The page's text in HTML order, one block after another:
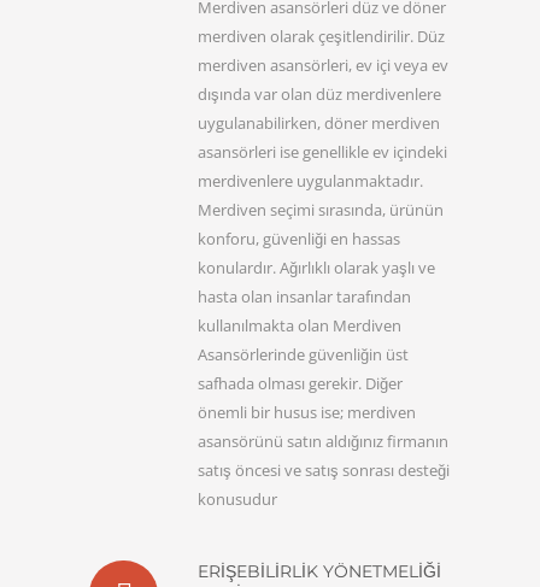
Merdiven asansörleri düz ve döner
merdiven olarak çeşitlendirilir. Düz
merdiven asansörleri, ev içi veya ev
dışında var olan düz merdivenlere
uygulanabilirken, döner merdiven
asansörleri ise genellikle ev içindeki
merdivenlere uygulanmaktadır.
Merdiven seçimi sırasında, ürünün
konforu, güvenliği en hassas
konulardır. Ağırlıklı olarak yaşlı ve
hasta olan insanlar tarafından
kullanılmakta olan Merdiven
Asansörlerinde güvenliğin üst
safhada olması gerekir. Diğer
önemli bir husus ise; merdiven
asansörünü satın aldığınız firmanın
satış öncesi ve satış sonrası desteği
konusudur
ERIŞEBILIRLIK YÖNETMELIĞI